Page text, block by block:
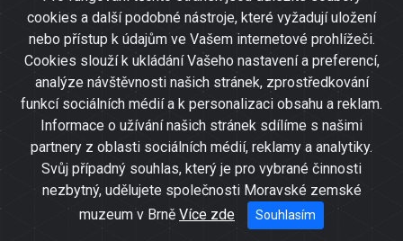
cookies a další podobné nástroje, které vyžadují uložení
nebo přístup k údajům ve Vašem internetové prohlížeči.
Cookies slouží k ukládání Vašeho nastavení a preferencí,
analýze návštěvnosti našich stránek, zprostředkování
funkcí sociálních médií a k personalizaci obsahu a reklam.
Informace o užívání našich stránek sdílíme s našimi
partnery z oblasti sociálních médií, reklamy a analytiky.
Svůj případný souhlas, který je pro vybrané činnosti
nezbytný, udělujete společnosti Moravské zemské
muzeum v Brně Více zde Souhlasím